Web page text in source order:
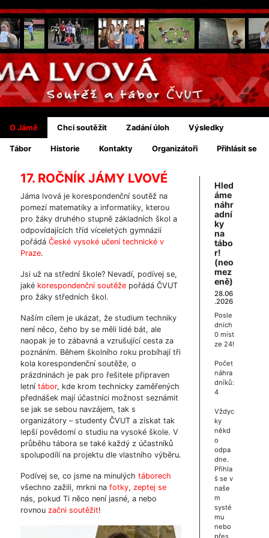
O Jámě Chci soutěžit Zadání úloh Výsledky
Tábor Historie Kontakty Organizátoři Přihlásit se
17. ROČNÍK JÁMY LVOVÉ
Jáma lvová je korespondenční soutěž na
pomezí matematiky a informatiky, kterou
pro žáky druhého stupně základních škol a
odpovídajících tříd víceletých gymnázií
pořádá České vysoké učení technické v
Praze.
Jsi už na střední škole? Nevadí, podívej se,
jaké korespondenční soutěžepořádá ČVUT
pro žáky středních škol.
Naším cílem je ukázat, že studium techniky
není něco, čeho by se měli lidé bát, ale
naopak je to zábavná a vzrušující cesta za
poznáním. Během školního roku probíhají tři
kola korespondenční soutěže, o
prázdninách je pak pro řešitele připraven
letní tábor, kde krom technicky zaměřených
přednášek mají účastníci možnost seznámit
se jak se sebou navzájem, tak s
organizátory – studenty ČVUT a získat tak
lepší povědomí o studiu na vysoké škole. V
průběhu tábora se také každý z účastníků
spolupodílí na projektu dle vlastního výběru.
Podívej se, co jsme na minulých táborech
všechno zažili, mrkni na fotky, zeptej se
nás, pokud Ti něco není jasné, a nebo
rovnou začni soutěžit!
Hled
áme
náhr
adní
ky
na
tábo
r!
(neo
mez
eně)
28.06
.2026
Posle
dních
0 míst
ze 24!
Počet
náhra
dníků:
4
Vždyc
ky
někd
o
odpa
dne.
Přihla
š se v
naše
m
systé
mu
nebo
přes